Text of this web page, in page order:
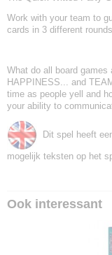
Work with your team to
cards in 3 different
What do all board
HAPPINESS... and
time as people yell and
your ability to
Dit spel heeft
mogelijk teksten op het
Ook interessant